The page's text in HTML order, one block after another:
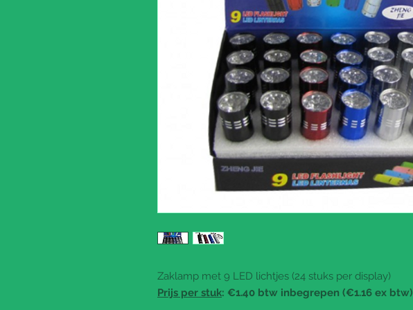
Zaklamp met 9 LED lichtjes (24 stuks per display)
Prijs per stuk: €1.40 btw inbegrepen (€1.16 ex btw)